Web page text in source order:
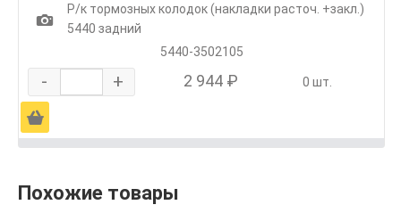
1
Р/к тормозных колодок (накладки расточ. +закл.)
5440 задний
5440-3502105
- + 2 944 ₽ 0 шт.
Ä
Похожие товары